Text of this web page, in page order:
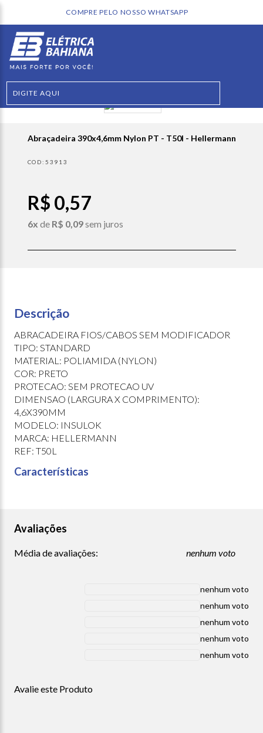
Abraçadeira 390x4,6mm Nylon PT - T50l - Hellermann
53913
R$ 0,57
6x de R$ 0,09sem juros
Descrição
ABRACADEIRA FIOS/CABOS SEM MODIFICADOR
TIPO: STANDARD
MATERIAL: POLIAMIDA (NYLON)
COR: PRETO
PROTECAO: SEM PROTECAO UV
DIMENSAO (LARGURA X COMPRIMENTO):
4,6X390MM
MODELO: INSULOK
MARCA: HELLERMANN
REF: T50L
Características
Avaliações
Média de avaliações: nenhum voto
nenhum voto
nenhum voto
nenhum voto
nenhum voto
nenhum voto
Avalie este Produto